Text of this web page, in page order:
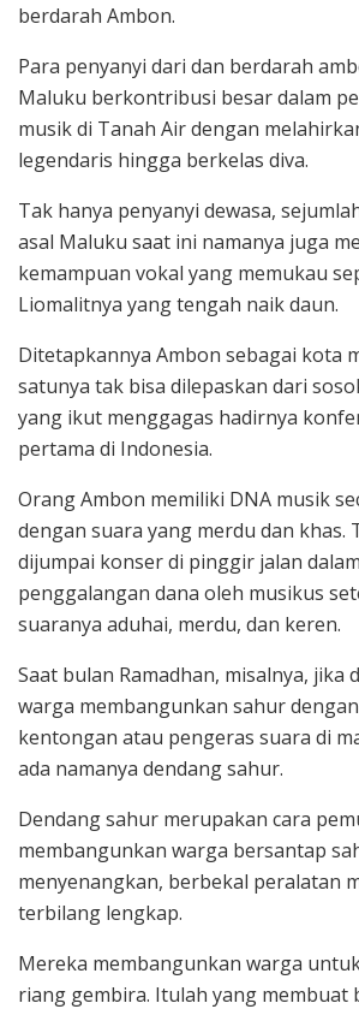
berdarah Ambon.
Para penyanyi dari dan berdarah
Maluku berkontribusi besar dalam
musik di Tanah Air dengan
legendaris hingga berkelas diva.
Tak hanya penyanyi dewasa,
asal Maluku saat ini namanya juga
kemampuan vokal yang memukau
Liomalitnya yang tengah naik daun.
Ditetapkannya Ambon sebagai kota
satunya tak bisa dilepaskan dari
yang ikut menggagas hadirnya
pertama di Indonesia.
Orang Ambon memiliki DNA musik
dengan suara yang merdu dan khas.
dijumpai konser di pinggir jalan
penggalangan dana oleh musikus
suaranya aduhai, merdu, dan keren.
Saat bulan Ramadhan, misalnya, jika
warga membangunkan sahur
kentongan atau pengeras suara di
ada namanya dendang sahur.
Dendang sahur merupakan cara
membangunkan warga bersantap
menyenangkan, berbekal peralatan
terbilang lengkap.
Mereka membangunkan warga
riang gembira. Itulah yang membuat